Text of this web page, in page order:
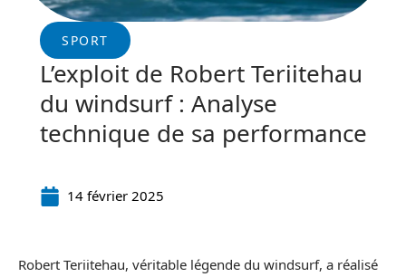
SPORT
L’exploit de Robert Teriitehau
du windsurf : Analyse
technique de sa performance
14 février 2025
Robert Teriitehau, véritable légende du windsurf, a réalisé